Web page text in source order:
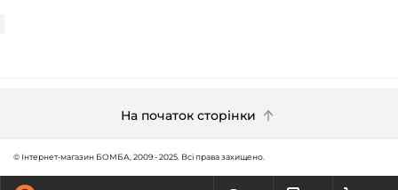
На початок сторінки
© Інтернет-магазин БОМБА, 2009 - 2025. Всі права захищено.